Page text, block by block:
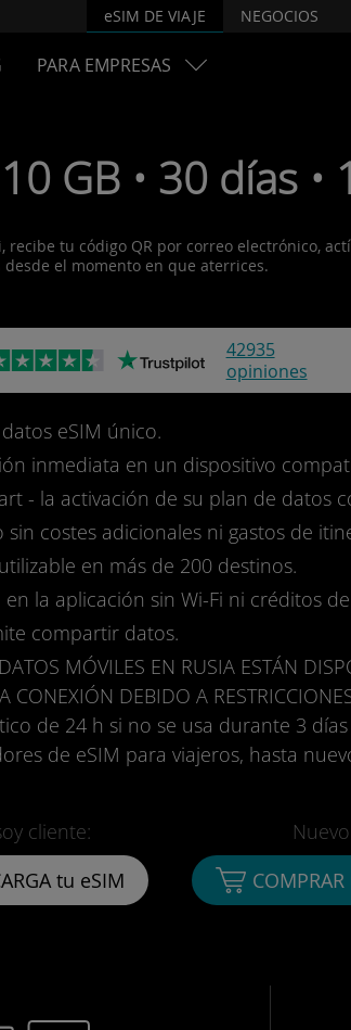
eSIM DE VIAJE NEGOCIOS
PARA EMPRESAS
GB • 30 días •
recibe tu código QR por correo electrónico,
el momento en que aterrices.
42935
opiniones
eSIM único.
inmediata en un dispositivo
- la activación de su plan de datos
sin costes adicionales ni gastos de
en más de 200 destinos.
en la aplicación sin Wi-Fi ni créditos
compartir datos.
MÓVILES EN RUSIA ESTÁN
CONEXIÓN DEBIDO A
de 24 h si no se usa durante 3
de eSIM para viajeros, hasta
cliente:
tu eSIM